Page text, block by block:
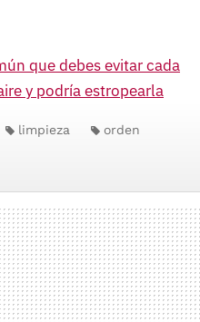
que debes evitar cada
y podría estropearla
limpieza orden